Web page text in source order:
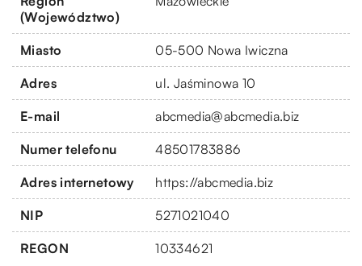
(Województwo)
Miasto 05-500 Nowa Iwiczna
Adres ul. Jaśminowa 10
E-mail abcmedia@abcmedia.biz
Numer telefonu 48501783886
Adres internetowy https://abcmedia.biz
NIP 5271021040
REGON 10334621